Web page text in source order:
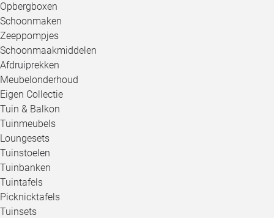
Opbergboxen
Schoonmaken
Zeeppompjes
Schoonmaakmiddelen
Afdruiprekken
Meubelonderhoud
Eigen Collectie
Tuin & Balkon
Tuinmeubels
Loungesets
Tuinstoelen
Tuinbanken
Tuintafels
Picknicktafels
Tuinsets